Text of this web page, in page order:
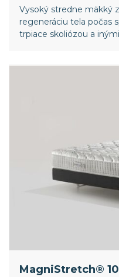
Vysoký stredne mäkký
regeneráciu tela počas
trpiace skoliózou a
MagniStretch® 10